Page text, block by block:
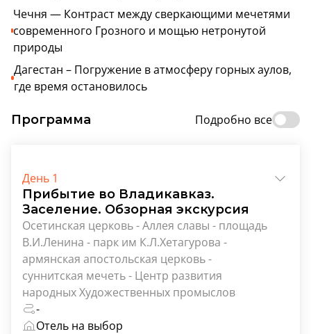
Чечня — Контраст между сверкающими мечетями
современного Грозного и мощью нетронутой
природы
Дагестан – Погружение в атмосферу горных аулов,
где время остановилось
Программа Подробно все
День 1
Прибытие во Владикавказ.
Заселение. Обзорная экскурсия
Осетинская церковь - Аллея славы - площадь
В.И.Ленина - парк им К.Л.Хетагурова -
армянская апостольская церковь -
суннитская мечеть - Центр развития
народных Художественных промыслов
-
Отель на выбор